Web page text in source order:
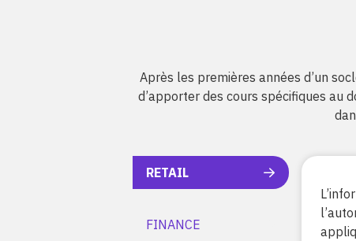
Après les premières années d’un
d’apporter des cours spécifiques au
RETAIL
FINANCE